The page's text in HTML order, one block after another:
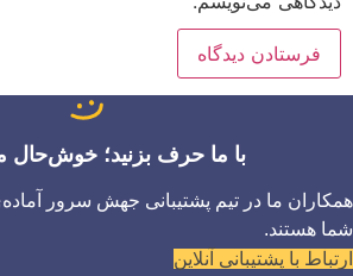
با ما حرف بزنید؛
همکاران ما در تیم پشتیبانی جهش سرور
شما هستند.
ارتباط با پشتیبانی آنلاین